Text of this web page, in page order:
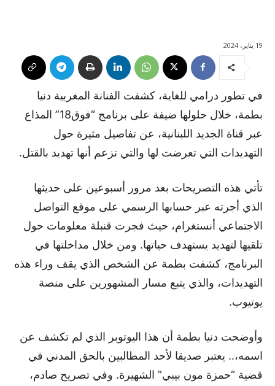
19 يناير، 2024
في تطور درامي للغاية، كشفت الفنانة المغربية دنيا
بطمة، خلال حلولها ضيفة على برنامج “فوق18” المذاع
عبر قناة الجديد اللبنانية، عن تفاصيل مثيرة حول
التهديدات التي تعرضت لها والتي تزعم أنها تهديد بالقتل.
تأتي هذه التصريحات بعد مرور أسبوعين على حديثها
الذي أجرته عبر حسابها الرسمي على موقع التواصل
الاجتماعي أنستغرام، حيث فجرت قنبلة معلومات حول
تلقيها لتهديد يستهدف حياتها. ومن خلال مداخلتها في
البرنامج، كشفت بطمة عن الشخص الذي يقف وراء هذه
التهديدات، والذي يتبع مسار المشهورين على منصة
يوتيوب.
وأوضحت دنيا بطمة أن هذا اليوتوبر الذي لم تكشف عن
اسمه،.. يعتبر صديقا لأحد المطالبين بالحق المدني في
قضية “حمزة مون بيبي” الشهيرة. وفي تصريح صادم،